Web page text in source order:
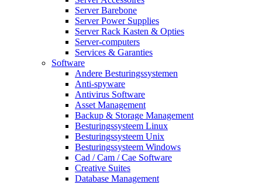
Server Barebone
Server Power Supplies
Server Rack Kasten & Opties
Server-computers
Services & Garanties
Software
Andere Besturingssystemen
Anti-spyware
Antivirus Software
Asset Management
Backup & Storage Management
Besturingssysteem Linux
Besturingssysteem Unix
Besturingssysteem Windows
Cad / Cam / Cae Software
Creative Suites
Database Management